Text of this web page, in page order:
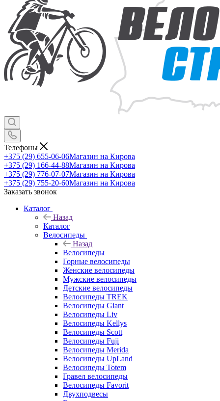
Телефоны
+375 (29) 655-06-06Магазин на Кирова
+375 (29) 166-44-88Магазин на Кирова
+375 (29) 776-07-07Магазин на Кирова
+375 (29) 755-20-60Магазин на Кирова
Заказать звонок
Каталог
Назад
Каталог
Велосипеды
Назад
Велосипеды
Горные велосипеды
Женские велосипеды
Мужские велосипеды
Детские велосипеды
Велосипеды TREK
Велосипеды Giant
Велосипеды Liv
Велосипеды Kellys
Велосипеды Scott
Велосипеды Fuji
Велосипеды Merida
Велосипеды UpLand
Велосипеды Totem
Гравел велосипеды
Велосипеды Favorit
Двухподвесы